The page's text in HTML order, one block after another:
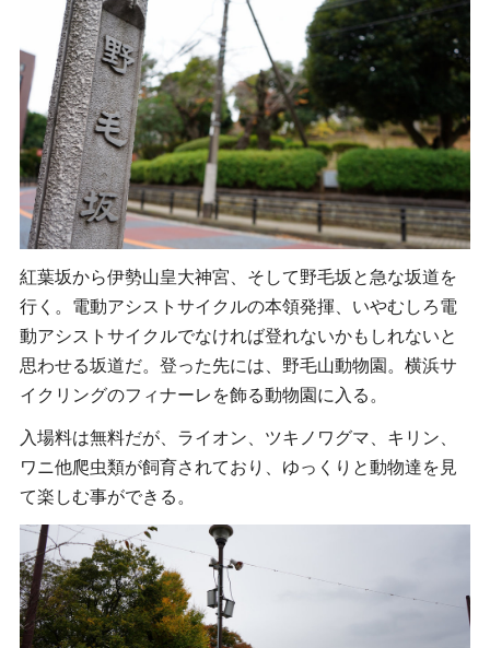
紅葉坂から伊勢山皇大神宮、そして野毛坂と急な坂道を
行く。電動アシストサイクルの本領発揮、いやむしろ電
動アシストサイクルでなければ登れないかもしれないと
思わせる坂道だ。登った先には、野毛山動物園。横浜サ
イクリングのフィナーレを飾る動物園に入る。
入場料は無料だが、ライオン、ツキノワグマ、キリン、
ワニ他爬虫類が飼育されており、ゆっくりと動物達を見
て楽しむ事ができる。